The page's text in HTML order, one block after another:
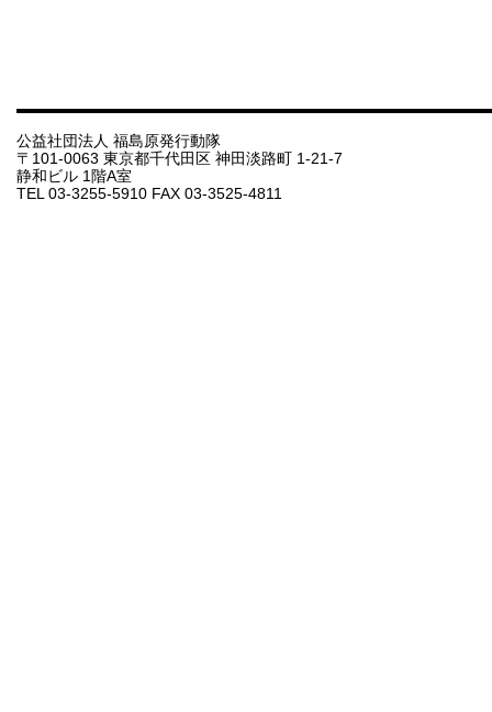
公益社団法人 福島原発行動隊
〒101-0063 東京都千代田区 神田淡路町 1-21-7
静和ビル 1階A室
TEL 03-3255-5910 FAX 03-3525-4811